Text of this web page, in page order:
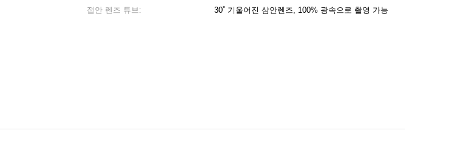
접안 렌즈 튜브:
30˚ 기울어진 삼안렌즈, 100% 광속으로 촬영 가능